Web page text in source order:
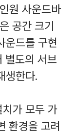
원 사운드바
공간 크기
운드를 구현
별도의 서브
생한다.
가 모두 가
환경을 고려